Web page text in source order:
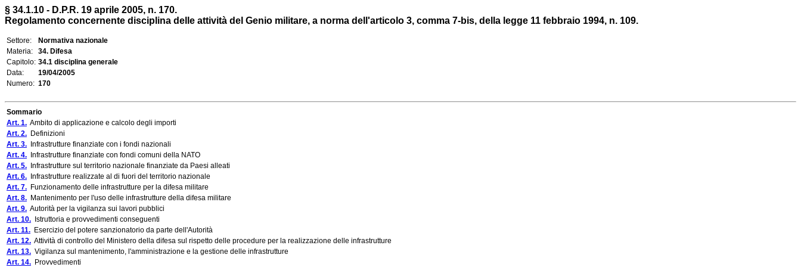
§ 34.1.10 - D.P.R. 19 aprile 2005, n. 170.
Regolamento concernente disciplina delle attività del Genio militare, a norma dell'articolo 3, comma 7-bis, della legge 11 febbraio 1994, n. 109.
Settore:
Normativa nazionale
Materia:
34. Difesa
Capitolo: 34.1 disciplina generale
Data:
19/04/2005
Numero: 170
Sommario
Art. 1. Ambito di applicazione e calcolo degli importi
Art. 2. Definizioni
Art. 3. Infrastrutture finanziate con i fondi nazionali
Art. 4. Infrastrutture finanziate con fondi comuni della NATO
Art. 5. Infrastrutture sul territorio nazionale finanziate da Paesi alleati
Art. 6. Infrastrutture realizzate al di fuori del territorio nazionale
Art. 7. Funzionamento delle infrastrutture per la difesa militare
Art. 8. Mantenimento per l'uso delle infrastrutture della difesa militare
Art. 9. Autorità per la vigilanza sui lavori pubblici
Art. 10. Istruttoria e provvedimenti conseguenti
Art. 11. Esercizio del potere sanzionatorio da parte dell'Autorità
Art. 12. Attività di controllo del Ministero della difesa sul rispetto delle procedure per la realizzazione delle infrastrutture
Art. 13. Vigilanza sul mantenimento, l'amministrazione e la gestione delle infrastrutture
Art. 14. Provvedimenti